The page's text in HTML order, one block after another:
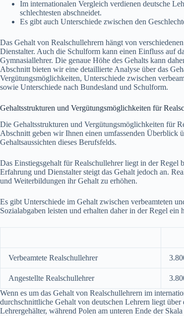
Im internationalen Vergleich verdienen deutsche
schlechtesten abschneidet.
Es gibt auch Unterschiede zwischen den
Das Gehalt von Realschullehrern hängt von
Dienstalter. Auch die Schulform kann einen Einfluss auf
Gymnasiallehrer. Die genaue Höhe des Gehalts kann
Abschnitt bieten wir eine detaillierte Analyse über das
Vergütungsmöglichkeiten, Unterschiede zwischen
sowie Unterschiede nach Bundesland und Schulform.
Gehaltsstrukturen und Vergütungsmöglichkeiten für
Die Gehaltsstrukturen und Vergütungsmöglichkeiten für
Abschnitt geben wir Ihnen einen umfassenden Überblick
Gehaltsaussichten dieses Berufsfelds.
Das Einstiegsgehalt für Realschullehrer liegt in der
Erfahrung und Dienstalter steigt das Gehalt jedoch an.
und Weiterbildungen ihr Gehalt zu erhöhen.
Es gibt Unterschiede im Gehalt zwischen verbeamteten
Sozialabgaben leisten und erhalten daher in der Regel ein
Verbeamtete Realschullehrer
Angestellte Realschullehrer
Wenn es um das Gehalt von Realschullehrern im
durchschnittliche Gehalt von deutschen Lehrern liegt
Lehrergehälter, während Polen am unteren Ende der